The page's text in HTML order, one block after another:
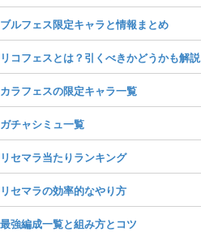
ブルフェス限定キャラと情報まとめ
リコフェスとは？引くべきかどうかも解説
カラフェスの限定キャラ一覧
ガチャシミュ一覧
リセマラ当たりランキング
リセマラの効率的なやり方
最強編成一覧と組み方とコツ